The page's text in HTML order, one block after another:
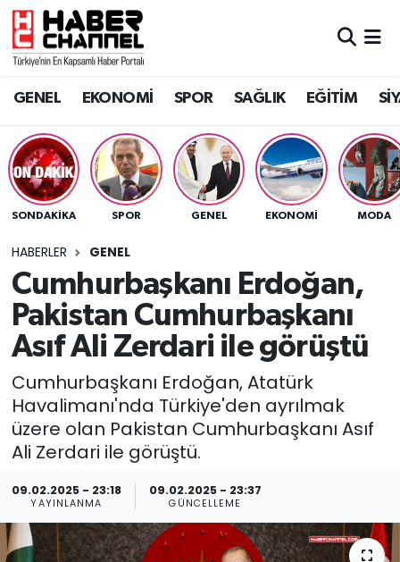
GENEL EKONOMİ SPOR SAĞLIK EĞİTİM
SONDAKIKA SPOR GENEL EKONOMİ MODA
HABERLER GENEL
Cumhurbaşkanı Erdoğan,
Pakistan Cumhurbaşkanı
Asıf Ali Zerdari ile görüştü
Cumhurbaşkanı Erdoğan, Atatürk
Havalimanı'nda Türkiye'den ayrılmak
üzere olan Pakistan Cumhurbaşkanı Asıf
Ali Zerdari ile görüştü.
09.02.2025 - 23:18
YAYINLANMA
09.02.2025 - 23:37
GÜNCELLEME
GENEL
SPOR
SAĞLIK
EĞİTİM
SİYASET
MAGAZİN
Nöbetçi Eczaneler
Trafik Durumu
Süper Lig Puan Durumu ve Fikstür
Tüm Manşetler
Son Dakika Haberleri
Haber Arşivi